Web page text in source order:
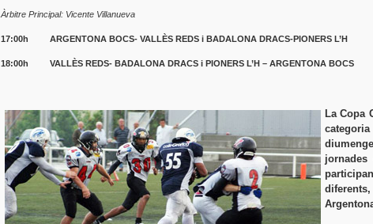
Àrbitre Principal: Vicente Villanueva
17:00h ARGENTONA BOCS- VALLÈS REDS i BADALONA DRACS-PIONERS L’H
18:00h VALLÈS REDS- BADALONA DRACS i PIONERS L’H – ARGENTONA BOCS
La Copa